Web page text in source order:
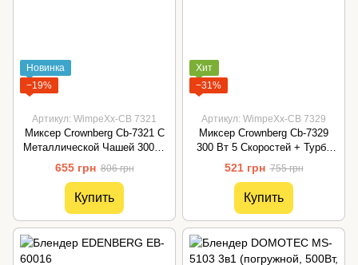
Новинка
−19%
Артикул: WimpeXx-CB 7321
Миксер Crownberg Cb-7321 С
Металлической Чашей 300Вт
7 Скоростей
655 грн 806 грн
Купить
Хит
−31%
Артикул: WimpeXx-CB 7329
Миксер Crownberg Cb-7329
300 Вт 5 Скоростей + Турбо
Режим
521 грн 755 грн
Купить